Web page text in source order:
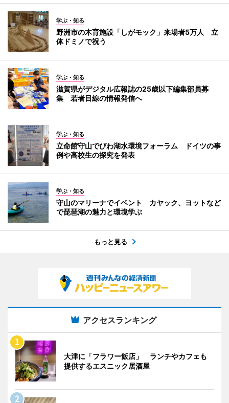
学ぶ・知る
野洲市の木育施設「しがモック」来場者5万人 立
体ドミノで祝う
学ぶ・知る
滋賀県がデジタル広報誌の25歳以下編集部員募
集 若者目線の情報発信へ
学ぶ・知る
立命館守山でびわ湖水環境フォーラム ドイツの事
例や高校生の探究を発表
学ぶ・知る
守山のマリーナでイベント カヤック、ヨットなど
で琵琶湖の魅力と環境学ぶ
もっと見る
アクセスランキング
大津に「フラワー飯店」 ランチやカフェも
提供するエスニック居酒屋